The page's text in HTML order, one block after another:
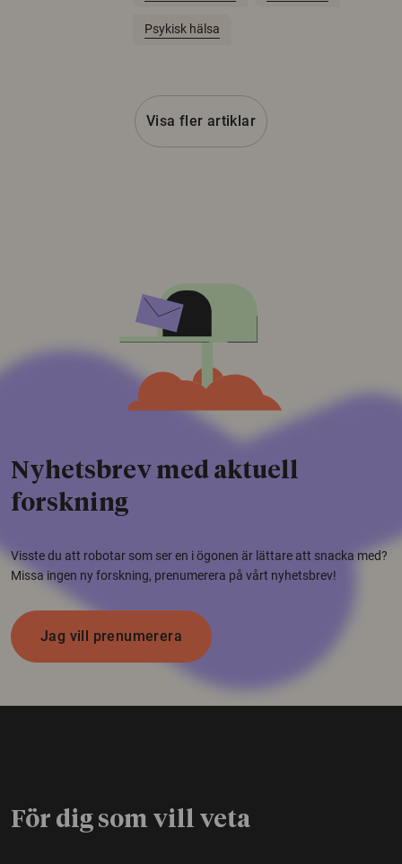
Psykisk hälsa
Visa fler artiklar
Nyhetsbrev med aktuell
forskning
Visste du att robotar som ser en i ögonen är lättare att snacka med?
Missa ingen ny forskning, prenumerera på vårt nyhetsbrev!
Jag vill prenumerera
För dig som vill veta